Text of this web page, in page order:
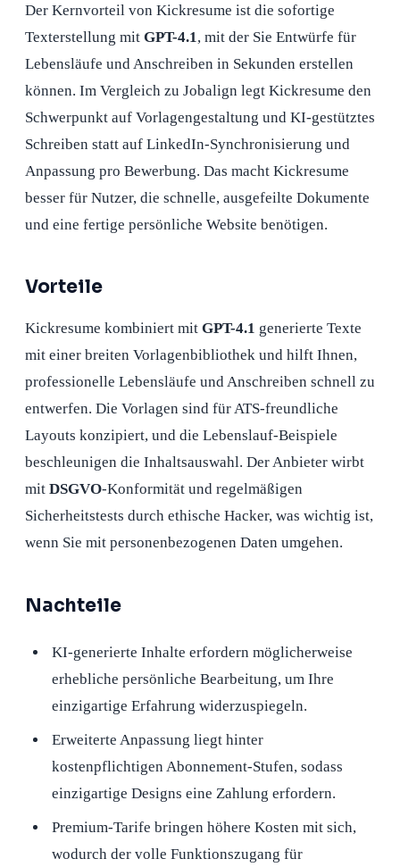
Der Kernvorteil von Kickresume ist die sofortige
Texterstellung mit GPT-4.1 , mit der Sie Entwürfe für
Lebensläufe und Anschreiben in Sekunden erstellen
können. Im Vergleich zu Jobalign legt Kickresume den
Schwerpunkt auf Vorlagengestaltung und KI-gestütztes
Schreiben statt auf LinkedIn-Synchronisierung und
Anpassung pro Bewerbung. Das macht Kickresume
besser für Nutzer, die schnelle, ausgefeilte Dokumente
und eine fertige persönliche Website benötigen.
Vorteile
Kickresume kombiniert mit GPT-4.1 generierte Texte
mit einer breiten Vorlagenbibliothek und hilft Ihnen,
professionelle Lebensläufe und Anschreiben schnell zu
entwerfen. Die Vorlagen sind für ATS-freundliche
Layouts konzipiert, und die Lebenslauf-Beispiele
beschleunigen die Inhaltsauswahl. Der Anbieter wirbt
mit DSGVO-Konformität und regelmäßigen
Sicherheitstests durch ethische Hacker, was wichtig ist,
wenn Sie mit personenbezogenen Daten umgehen.
Nachteile
KI-generierte Inhalte erfordern möglicherweise
erhebliche persönliche Bearbeitung, um Ihre
einzigartige Erfahrung widerzuspiegeln.
Erweiterte Anpassung liegt hinter
kostenpflichtigen Abonnement-Stufen, sodass
einzigartige Designs eine Zahlung erfordern.
Premium-Tarife bringen höhere Kosten mit sich,
wodurch der volle Funktionszugang für